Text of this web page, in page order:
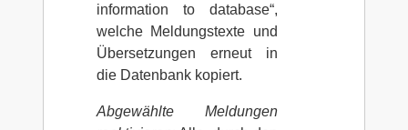
information to database“,
welche Meldungstexte und
Übersetzungen erneut in
die Datenbank kopiert.
Abgewählte Meldungen